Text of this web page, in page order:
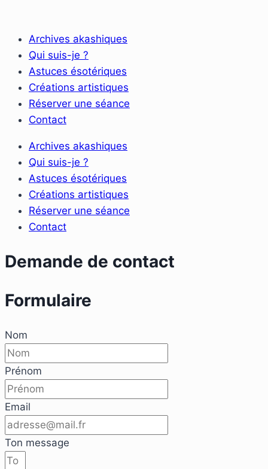
Archives akashiques
Qui suis-je ?
Astuces ésotériques
Créations artistiques
Réserver une séance
Contact
Archives akashiques
Qui suis-je ?
Astuces ésotériques
Créations artistiques
Réserver une séance
Contact
Demande de contact
Formulaire
Nom
Prénom
Email
Ton message